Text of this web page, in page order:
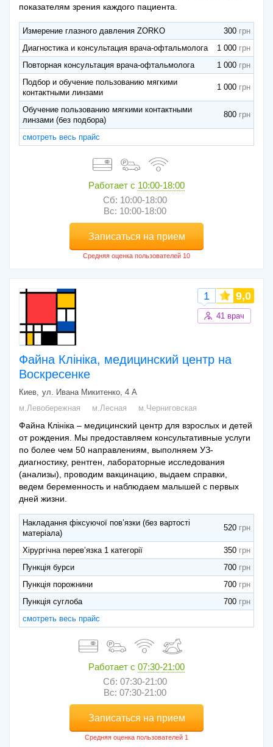
показателям зрения каждого пациента.
Измерение глазного давления ZORKO
300
Диагностика и консультация врача-офтальмолога
1 000
Повторная консультация врача-офтальмолога
1 000
Подбор и обучение пользованию мягкими
контактными линзами
1 000
Обучение пользованию мягкими контактными
линзами (без подбора)
800
смотреть весь прайс
Работает с 10:00-18:00
Сб: 10:00-18:00
Вс: 10:00-18:00
Записаться на прием
Файна Клініка, медицинский центр на
Воскресенке
1 9,0
41 врач
Киев ул. Ивана Микитенко, 4 А
м.Левобережная
м.Лесная м.Черниговская
Файна Клініка – медицинский центр для взрослых и детей
от рождения. Мы предоставляем консультативные услуги
по более чем 50 направлениям, выполняем УЗ-
диагностику, рентген, лабораторные исследования
(анализы), проводим вакцинацию, выдаем справки,
ведем беременность и наблюдаем малышей с первых
дней жизни.
Накладання фіксуючої пов’язки (без вартості
матеріала)
520
Хірургічна перев’язка 1 категорії
350
Пункція бурси
700
Пункція порожнини
700
Пункція суглоба
700
смотреть весь прайс
Работает с 07:30-21:00
Сб: 07:30-21:00
Вс: 07:30-21:00
Записаться на прием